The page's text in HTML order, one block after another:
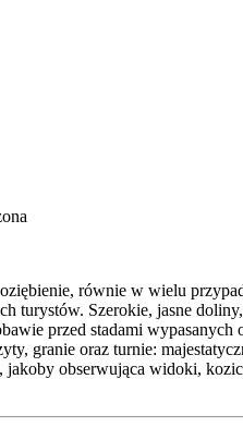
równie w wielu
Szerokie, jasne
przed stadami
granie oraz turnie:
jakoby obserwująca widoki,